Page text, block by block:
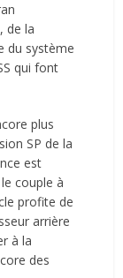
de la
du système
qui font
plus
SP de la
est
couple à
profite de
arrière
à la
des